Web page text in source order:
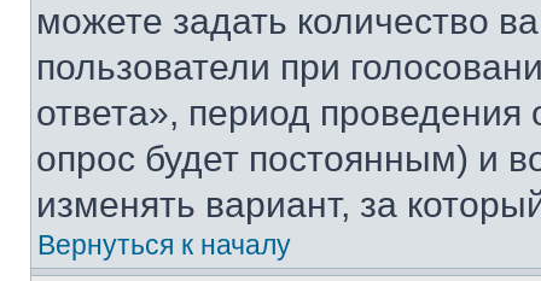
можете задать количество
пользователи при
ответа», период проведения
опрос будет постоянным) и
изменять вариант, за
Вернуться к началу